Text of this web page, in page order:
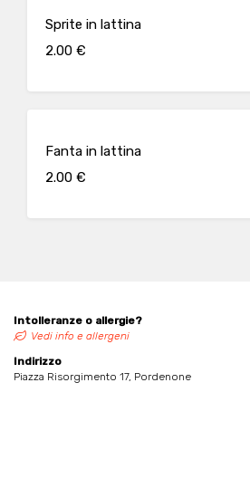
Sprite in lattina
2.00 €
Fanta in lattina
2.00 €
Intolleranze o allergie?
Vedi info e allergeni
Indirizzo
Piazza Risorgimento 17, Pordenone